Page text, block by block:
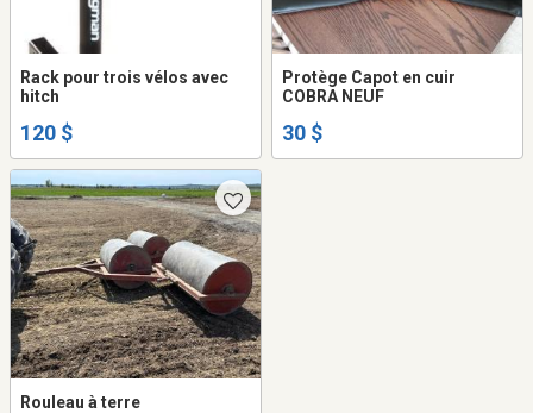
Rack pour trois vélos avec
hitch
120 $
Protège Capot en cuir
COBRA NEUF
30 $
Rouleau à terre